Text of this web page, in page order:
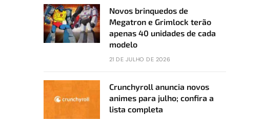
Novos brinquedos de
Megatron e Grimlock terão
apenas 40 unidades de cada
modelo
21 DE JULHO DE 2026
Crunchyroll anuncia novos
animes para julho; confira a
lista completa